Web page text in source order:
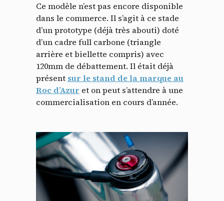
Ce modèle n’est pas encore disponible
dans le commerce. Il s’agit à ce stade
d’un prototype (déjà très abouti) doté
d’un cadre full carbone (triangle
arrière et biellette compris) avec
120mm de débattement. Il était déjà
présent sur le stand de la marque au
Roc d’Azur et on peut s’attendre à une
commercialisation en cours d’année.